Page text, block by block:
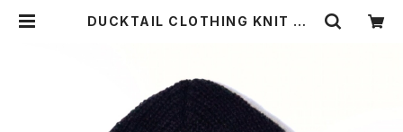
DUCKTAIL CLOTHING KNIT CA
ONLINE STORE